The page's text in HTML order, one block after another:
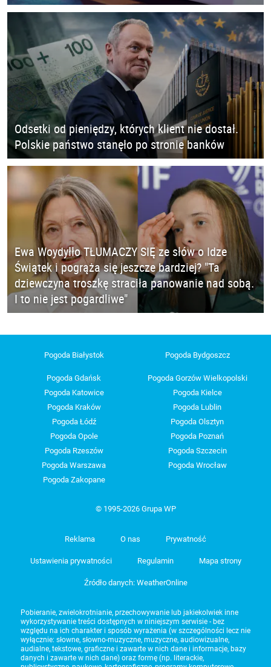
Odsetki od pieniędzy, których klient nie dostał.
Polskie państwo stanęło po stronie banków
Ewa Woydyłło TŁUMACZY SIĘ ze słów o Idze
Świątek i pogrąża się jeszcze bardziej? "Ta
dziewczyna troszkę straciła panowanie nad sobą.
I to nie jest pogardliwe"
Pogoda Białystok Pogoda Bydgoszcz
Pogoda Gdańsk
Pogoda Gorzów Wielkopolski
Pogoda Katowice
Pogoda Kielce
Pogoda Kraków
Pogoda Lublin
Pogoda Łódź
Pogoda Olsztyn
Pogoda Opole
Pogoda Poznań
Pogoda Rzeszów
Pogoda Szczecin
Pogoda Warszawa
Pogoda Wrocław
Pogoda Zakopane
© 1995-2026 Grupa WP
Reklama O nas Prywatność
Ustawienia prywatności Regulamin Mapa strony
Źródło danych: WeatherOnline
Pobieranie, zwielokrotnianie, przechowywanie lub jakiekolwiek inne
wykorzystywanie treści dostępnych w niniejszym serwisie - bez
względu na ich charakter i sposób wyrażenia (w szczególności lecz nie
wyłącznie: słowne, słowno-muzyczne, muzyczne, audiowizualne,
audialne, tekstowe, graficzne i zawarte w nich dane i informacje, bazy
danych i zawarte w nich dane) oraz formę (np. literackie,